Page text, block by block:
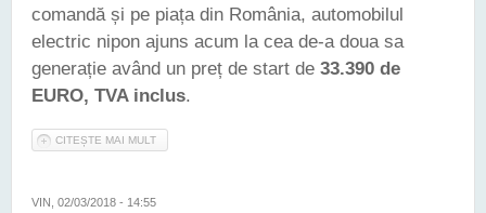
comandă și pe piața din România, automobilul
electric nipon ajuns acum la cea de-a doua sa
generație având un preț de start de 33.390 de
EURO, TVA inclus.
CITEȘTE MAI MULT
VIN, 02/03/2018 - 14:55